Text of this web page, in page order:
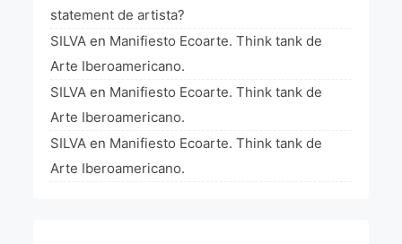
statement de artista?
SILVA en Manifiesto Ecoarte. Think tank de
Arte Iberoamericano.
SILVA en Manifiesto Ecoarte. Think tank de
Arte Iberoamericano.
SILVA en Manifiesto Ecoarte. Think tank de
Arte Iberoamericano.